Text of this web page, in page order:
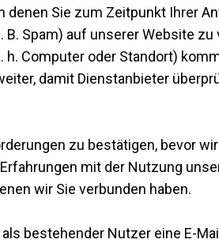
Sie zum Zeitpunkt Ihrer
Spam) auf unserer Website zu
Computer oder Standort)
damit Dienstanbieter
zu bestätigen, bevor
mit der Nutzung
wir Sie verbunden haben.
bestehender Nutzer eine E-